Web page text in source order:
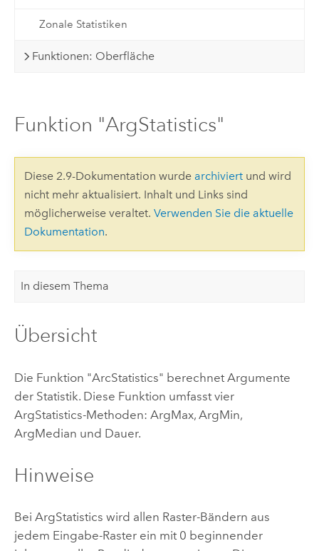
Zonale Statistiken
Funktionen: Oberfläche
Funktion "ArgStatistics"
Diese 2.9-Dokumentation wurde archiviertund wird
nicht mehr aktualisiert. Inhalt und Links sind
möglicherweise veraltet. Verwenden Sie die aktuelle
Dokumentation.
In diesem Thema
Übersicht
Die Funktion "ArcStatistics" berechnet Argumente
der Statistik. Diese Funktion umfasst vier
ArgStatistics-Methoden: ArgMax, ArgMin,
ArgMedian und Dauer.
Hinweise
Bei ArgStatistics wird allen Raster-Bändern aus
jedem Eingabe-Raster ein mit 0 beginnender